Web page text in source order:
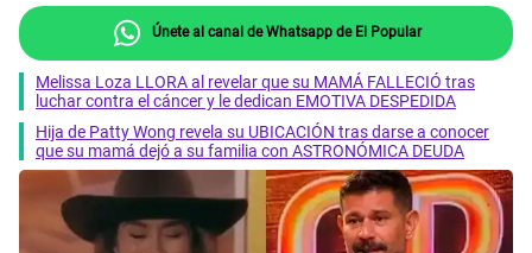
Únete al canal de Whatsapp de El Popular
Melissa Loza LLORA al revelar que su MAMÁ FALLECIÓ tras
luchar contra el cáncer y le dedican EMOTIVA DESPEDIDA
Hija de Patty Wong revela su UBICACIÓN tras darse a conocer
que su mamá dejó a su familia con ASTRONÓMICA DEUDA